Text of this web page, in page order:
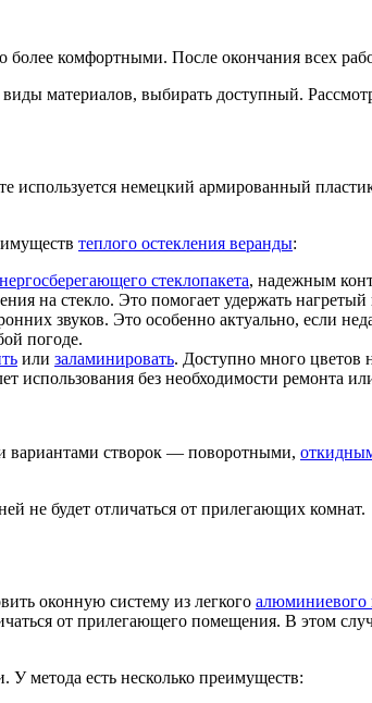
более комфортными. После окончания всех
виды материалов, выбирать доступный.
используется немецкий армированный
теплого остекления веранды:
стеклопакета, надежным
на стекло. Это помогает удержать
звуков. Это особенно актуально, если
погоде.
или заламинировать. Доступно много цветов
использования без необходимости ремонта
вариантами створок — поворотными,
не будет отличаться от прилегающих комнат.
оконную систему из легкого алюминиевого
от прилегающего помещения. В этом
метода есть несколько преимуществ: